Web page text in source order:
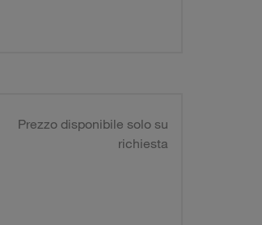
Prezzo disponibile solo su
richiesta